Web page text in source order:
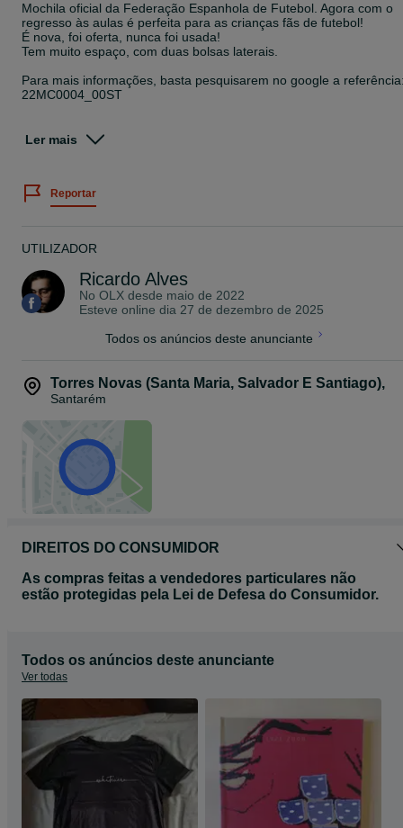
Mochila oficial da Federação Espanhola de Futebol. Agora com o
regresso às aulas é perfeita para as crianças fãs de futebol!
É nova, foi oferta, nunca foi usada!
Tem muito espaço, com duas bolsas laterais.
Para mais informações, basta pesquisarem no google a
22MC0004_00ST
Novas/Leiria.
Bolsillos laterales portabotellas
Con dos compartimentos grandes
Ler mais
Reportar
UTILIZADOR
Ricardo Alves
No OLX desde maio de 2022
Esteve online dia 27 de dezembro de 2025
Todos os anúncios deste anunciante
Torres Novas (Santa Maria, Salvador E Santiago),
Santarém
DIREITOS DO CONSUMIDOR
As compras feitas a vendedores particulares não
estão protegidas pela Lei de Defesa do Consumidor.
Todos os anúncios deste anunciante
Ver todas